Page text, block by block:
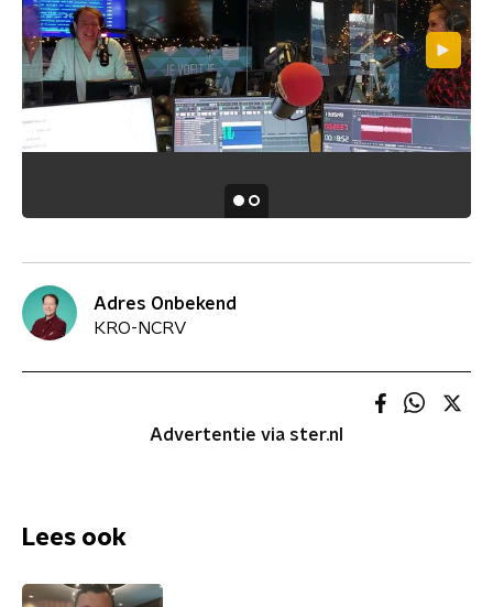
Adres Onbekend
KRO-NCRV
Advertentie via ster.nl
Lees ook